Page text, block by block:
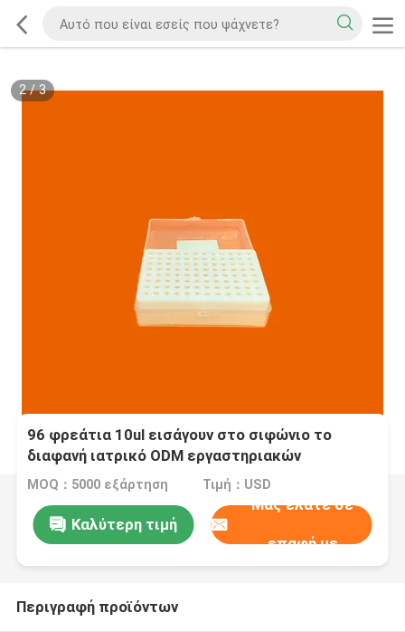
2/3
96 φρεάτια 10ul εισάγουν στο σιφώνιο το
διαφανή ιατρικό ODM εργαστηριακών
αναλωσίμων ακρών
MOQ：5000 εξάρτηση Τιμή：USD
Καλύτερη τιμή
Μας ελάτε σε
επαφή με
Περιγραφή προϊόντων